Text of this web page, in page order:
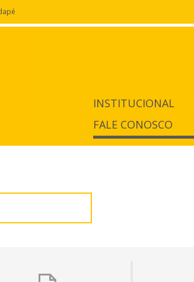
INSTITUCIONAL
FALE CONOSCO
Pessoa Idosa